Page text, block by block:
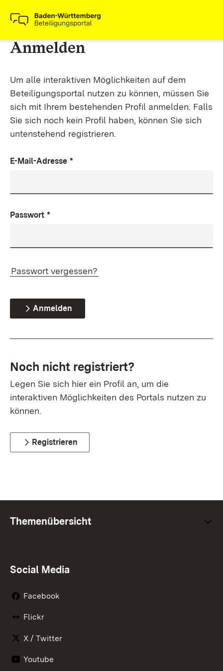
Anmelden
Um alle interaktiven Möglichkeiten auf dem
Beteiligungsportal nutzen zu können, müssen Sie
sich mit Ihrem bestehenden Profil anmelden. Falls
Sie sich noch kein Profil haben, können Sie sich
untenstehend registrieren.
E-Mail-Adresse *
Passwort *
Passwort vergessen?
Anmelden
Noch nicht registriert?
Legen Sie sich hier ein Profil an, um die
interaktiven Möglichkeiten des Portals nutzen zu
können.
Registrieren
Themenübersicht
Social Media
Facebook
Flickr
X / Twitter
Youtube